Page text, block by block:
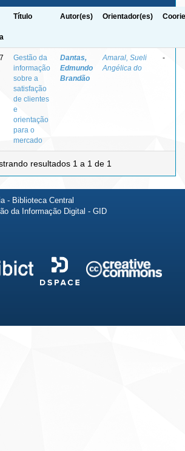
Título Autor(es) Orientador(es)
Gestão da
informação
sobre a
satisfação
de clientes
e
orientação
para o
mercado
Dantas,
Edmundo
Brandão
Amaral, Sueli
Angélica do
-
resultados 1 a 1 de 1
- Biblioteca Central
da Informação Digital - GID